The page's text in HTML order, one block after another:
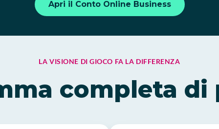
Apri il Conto Online Business
LA VISIONE DI GIOCO FA LA DIFFERENZA
completa